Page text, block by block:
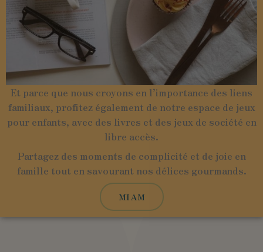
Et parce que nous croyons en l’importance des liens
familiaux, profitez également de notre espace de jeux
pour enfants, avec des livres et des jeux de société en
libre accès.
Partagez des moments de complicité et de joie en
famille tout en savourant nos délices gourmands.
MIAM